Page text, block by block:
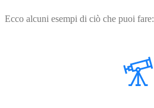
Ecco alcuni esempi di ciò che puoi fare: